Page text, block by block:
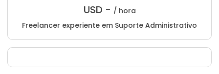
USD - / hora
Freelancer experiente em Suporte Administrativo